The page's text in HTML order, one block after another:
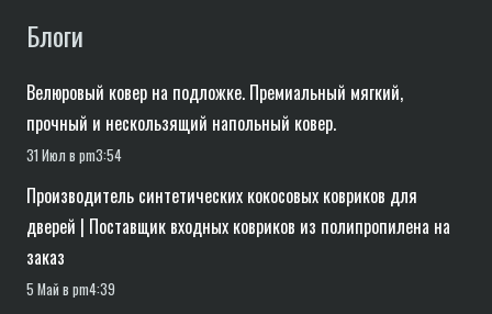
Блоги
Велюровый ковер на подложке. Премиальный мягкий,
прочный и нескользящий напольный ковер.
31 Июл в pm3:54
Производитель синтетических кокосовых ковриков для
дверей | Поставщик входных ковриков из полипропилена на
заказ
5 Май в pm4:39